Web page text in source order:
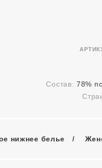
Состав:78%
нижнее белье